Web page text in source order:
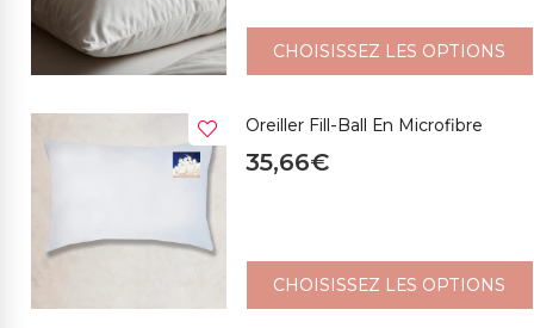
CHOISISSEZ LES OPTIONS
Oreiller Fill-Ball En Microfibre
35,66€
CHOISISSEZ LES OPTIONS